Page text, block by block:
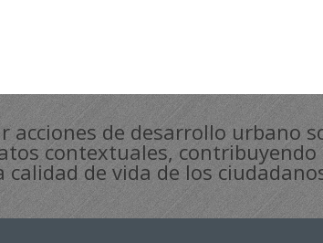
acciones de desarrollo urbano
contextuales, contribuyendo
de vida de los